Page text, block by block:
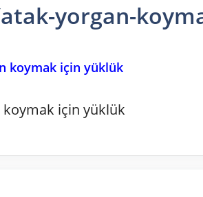
yorgan-
koymak için yüklük